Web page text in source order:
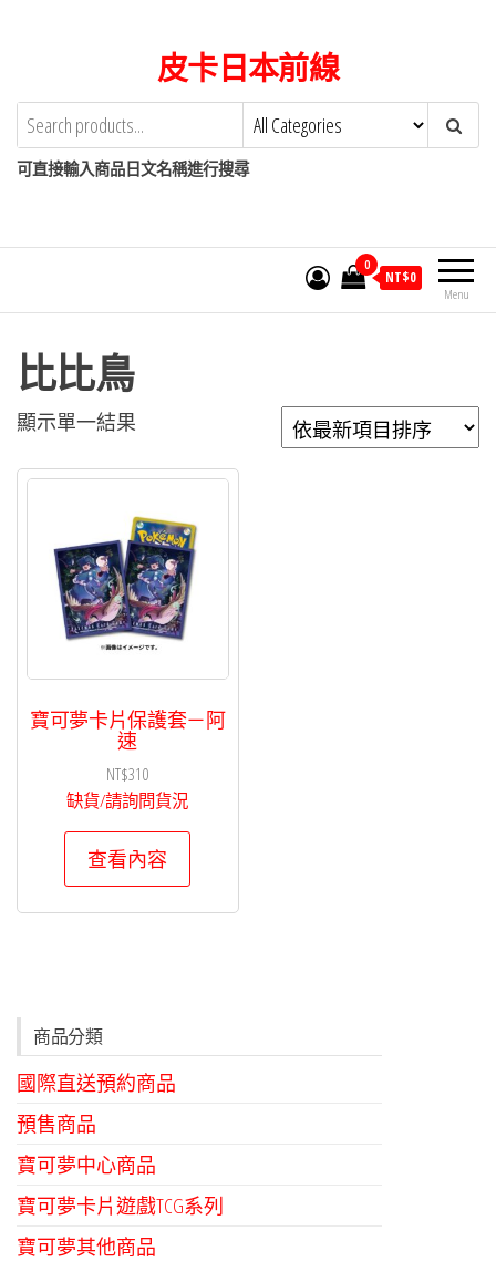
content
皮卡日本前線
可直接輸入商品日文名稱進行搜尋
Menu
0
NT$0
比比鳥
顯示單一結果
寶可夢卡片保護套－阿
速
NT$310
缺貨/請詢問貨況
查看內容
商品分類
國際直送預約商品
預售商品
寶可夢中心商品
寶可夢卡片遊戲TCG系列
寶可夢其他商品